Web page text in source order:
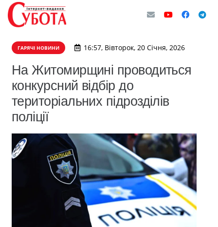
ГАРЯЧІ НОВИНИ 16:57, Вівторок, 20 Січня, 2026
На Житомирщині проводиться
конкурсний відбір до
територіальних підрозділів
поліції